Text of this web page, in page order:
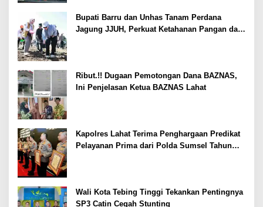
Bupati Barru dan Unhas Tanam Perdana
Jagung JJUH, Perkuat Ketahanan Pangan dan
Ribut.!! Dugaan Pemotongan Dana BAZNAS,
Ini Penjelasan Ketua BAZNAS Lahat
Kapolres Lahat Terima Penghargaan Predikat
Pelayanan Prima dari Polda Sumsel Tahun
Wali Kota Tebing Tinggi Tekankan Pentingnya
SP3 Catin Cegah Stunting